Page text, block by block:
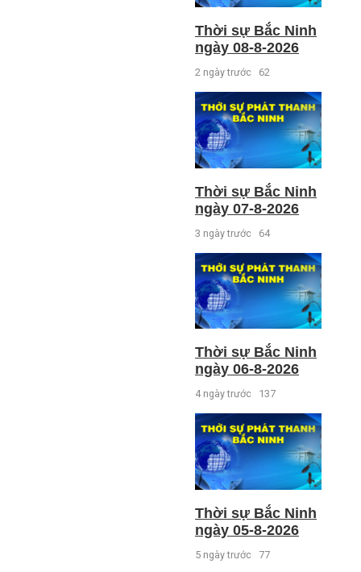
Thời sự Bắc Ninh
ngày 08-8-2026
2 ngày trước 62
Thời sự Bắc Ninh
ngày 07-8-2026
3 ngày trước 64
Thời sự Bắc Ninh
ngày 06-8-2026
4 ngày trước 137
Thời sự Bắc Ninh
ngày 05-8-2026
5 ngày trước 77